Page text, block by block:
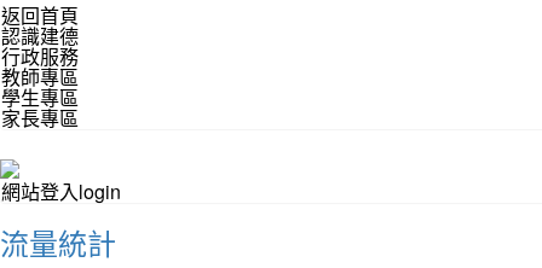
返回首頁
認識建德
行政服務
教師專區
學生專區
家長專區
網站登入login
流量統計